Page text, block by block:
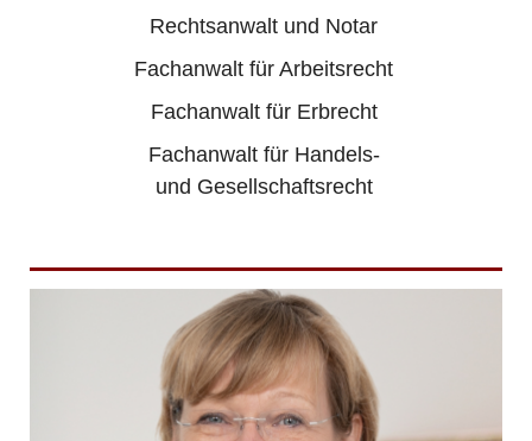
Rechtsanwalt und Notar
Fachanwalt für Arbeitsrecht
Fachanwalt für Erbrecht
Fachanwalt für Handels-
und Gesellschaftsrecht